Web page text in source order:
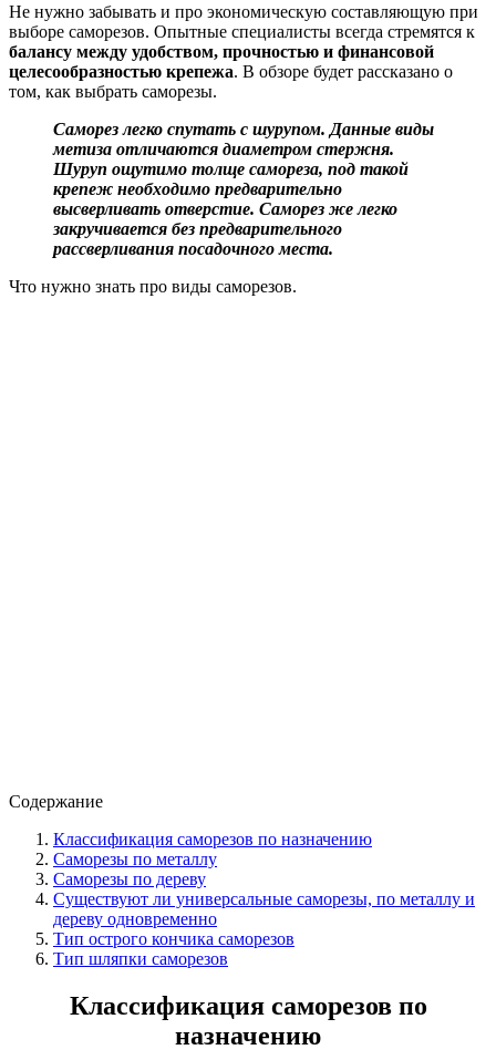
Не нужно забывать и про экономическую составляющую при
выборе саморезов. Опытные специалисты всегда стремятся к
балансу между удобством, прочностью и финансовой
целесообразностью крепежа. В обзоре будет рассказано о
том, как выбрать саморезы.
Саморез легко спутать с шурупом. Данные виды
метиза отличаются диаметром стержня.
Шуруп ощутимо толще самореза, под такой
крепеж необходимо предварительно
высверливать отверстие. Саморез же легко
закручивается без предварительного
рассверливания посадочного места.
Что нужно знать про виды саморезов.
Содержание
Классификация саморезов по назначению
Саморезы по металлу
Саморезы по дереву
Существуют ли универсальные саморезы, по металлу и
дереву одновременно
Тип острого кончика саморезов
Тип шляпки саморезов
Классификация саморезов по
назначению